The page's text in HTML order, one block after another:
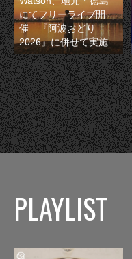
にてフリーライブ開
催 『阿波おどり
2026』に併せて実施
PLAYLIST